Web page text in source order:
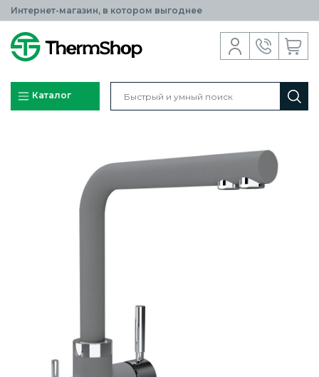
Интернет-магазин, в котором выгоднее
Каталог